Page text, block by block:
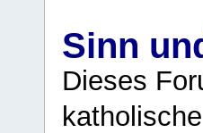
Sinn
Dieses